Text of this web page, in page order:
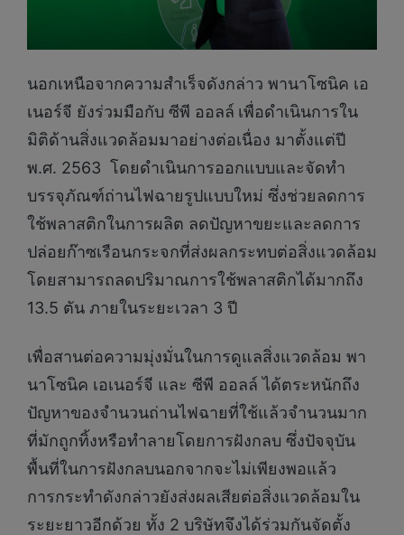
นอกเหนือจากความสำเร็จดังกล่าว พานาโซนิค เอ
เนอร์จี ยังร่วมมือกับ ซีพี ออลล์ เพื่อดำเนินการใน
มิติด้านสิ่งแวดล้อมมาอย่างต่อเนื่อง มาตั้งแต่ปี
พ.ศ. 2563 โดยดำเนินการออกแบบและจัดทำ
บรรจุภัณฑ์ถ่านไฟฉายรูปแบบใหม่ ซึ่งช่วยลดการ
ใช้พลาสติกในการผลิต ลดปัญหาขยะและลดการ
ปล่อยก๊าซเรือนกระจกที่ส่งผลกระทบต่อสิ่งแวดล้อม
โดยสามารถลดปริมาณการใช้พลาสติกได้มากถึง
13.5 ตัน ภายในระยะเวลา 3 ปี
เพื่อสานต่อความมุ่งมั่นในการดูแลสิ่งแวดล้อม พา
นาโซนิค เอเนอร์จี และ ซีพี ออลล์ ได้ตระหนักถึง
ปัญหาของจำนวนถ่านไฟฉายที่ใช้แล้วจำนวนมาก
ที่มักถูกทิ้งหรือทำลายโดยการฝังกลบ ซึ่งปัจจุบัน
พื้นที่ในการฝังกลบนอกจากจะไม่เพียงพอแล้ว
การกระทำดังกล่าวยังส่งผลเสียต่อสิ่งแวดล้อมใน
ระยะยาวอีกด้วย ทั้ง 2 บริษัทจึงได้ร่วมกันจัดตั้ง